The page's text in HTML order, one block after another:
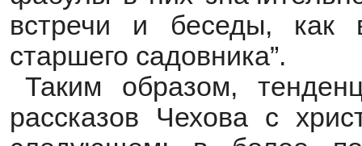
встречи и беседы, как
старшего садовника”.
Таким образом,
рассказов Чехова с